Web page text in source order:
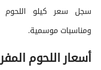
ومناسبات موسمية.
أسعار اللحوم